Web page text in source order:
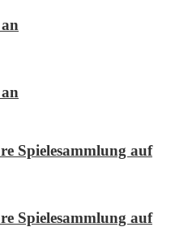
Spielesammlung auf
Spielesammlung auf